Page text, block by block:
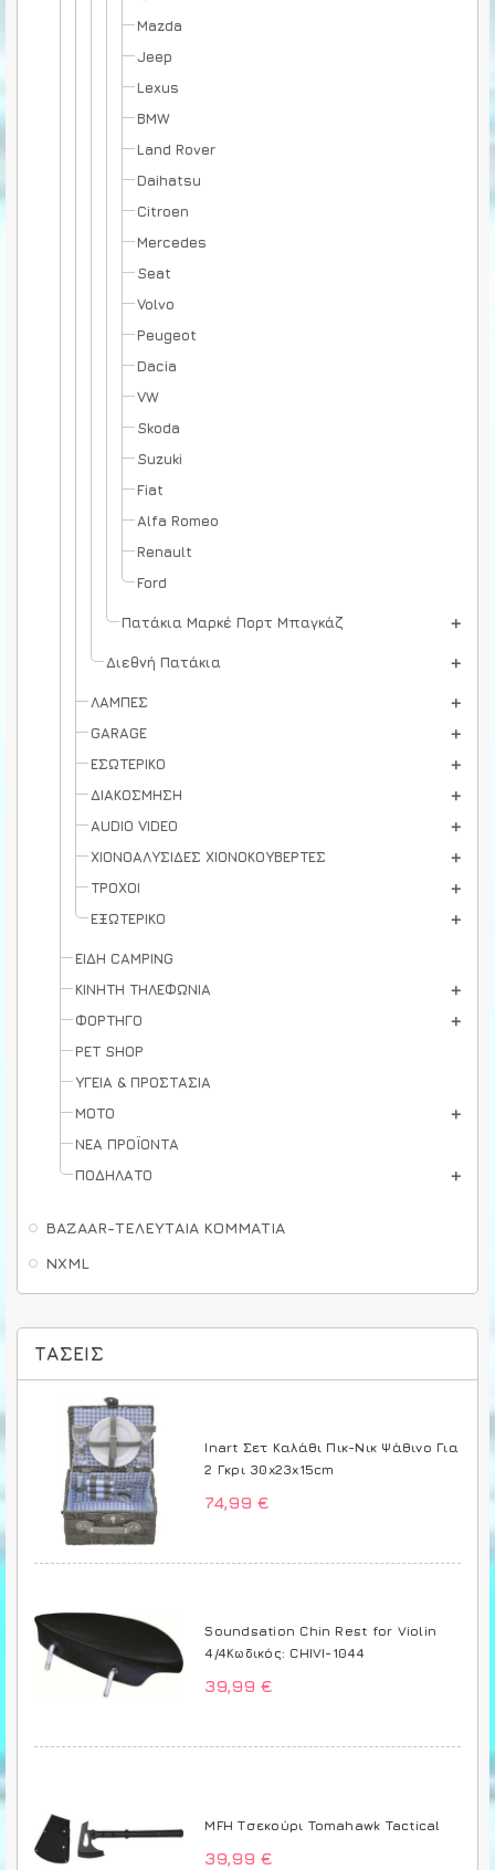
Mazda
Jeep
Lexus
BMW
Land Rover
Daihatsu
Citroen
Mercedes
Seat
Volvo
Peugeot
Dacia
VW
Skoda
Suzuki
Fiat
Alfa Romeo
Renault
Ford
Πατάκια Μαρκέ Πορτ Μπαγκάζ
Διεθνή Πατάκια
ΛΑΜΠΕΣ
GARAGE
ΕΣΩΤΕΡΙΚΟ
ΔΙΑΚΟΣΜΗΣΗ
AUDIO VIDEO
ΧΙΟΝΟΑΛΥΣΙΔΕΣ ΧΙΟΝΟΚΟΥΒΕΡΤΕΣ
ΤΡΟΧΟΙ
ΕΞΩΤΕΡΙΚΟ
ΕΙΔΗ CAMPING
ΚΙΝΗΤΗ ΤΗΛΕΦΩΝΙΑ
ΦΟΡΤΗΓΟ
PET SHOP
ΥΓΕΙΑ & ΠΡΟΣΤΑΣΙΑ
ΜΟΤΟ
ΝΕΑ ΠΡΟΪΟΝΤΑ
ΠΟΔΗΛΑΤΟ
BAZAAR-ΤΕΛΕΥΤΑΙΑ ΚΟΜΜΑΤΙΑ
NXML
ΤΆΣΕΙΣ
Inart Σετ Καλάθι Πικ-Νικ Ψάθινο Για
2 Γκρι 30x23x15cm
74,99 €
Soundsation Chin Rest for Violin
4/4Κωδικός: CHIVI-1044
39,99 €
MFH Τσεκούρι Tomahawk Tactical
39,99 €